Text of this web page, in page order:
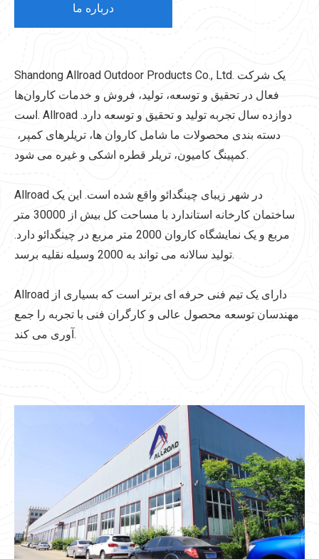
درباره ما
Shandong Allroad Outdoor Products Co., Ltd. یک شرکت
فعال در تحقیق و توسعه، تولید، فروش و خدمات کاروان‌ها
است. Allroad دوازده سال تجربه تولید و تحقیق و توسعه دارد.
دسته بندی محصولات ما شامل کاروان ها، تریلرهای کمپر، ​​
کمپینگ کامیون، تریلر قطره اشکی و غیره می شود.
Allroad در شهر زیبای چینگدائو واقع شده است. این یک
ساختمان کارخانه استاندارد با مساحت کل بیش از 30000 متر
مربع و یک نمایشگاه کاروان 2000 متر مربع در چینگدائو دارد.
تولید سالانه می تواند به 2000 وسیله نقلیه برسد.
Allroad دارای یک تیم فنی حرفه ای برتر است که بسیاری از
مهندسان توسعه محصول عالی و کارگران فنی با تجربه را جمع
آوری می کند.